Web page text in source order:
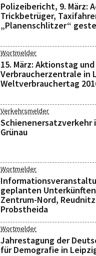
Polizeibericht, 9. März:
Trickbetrüger,
„Planenschlitzer“
Wortmelder
15. März: Aktionstag
Verbraucherzentrale in
Weltverbrauchertag
Verkehrsmelder
Schienenersatzverkehr
Grünau
Wortmelder
geplanten
Zentrum-Nord,
Probstheida
Wortmelder
Jahrestagung der
für Demografie in